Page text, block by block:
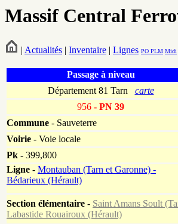
Massif Central
| Actualités | Inventaire | Lignes PO PLM Midi
Passage à niveau
Département 81 Tarn carte
956 - PN 39
Commune - Sauveterre
Voirie - Voie locale
Pk - 399,800
Ligne - Montauban (Tarn et Garonne) -
Bédarieux (Hérault)
Section élémentaire - Saint Amans Soult
Labastide Rouairoux (Hérault)